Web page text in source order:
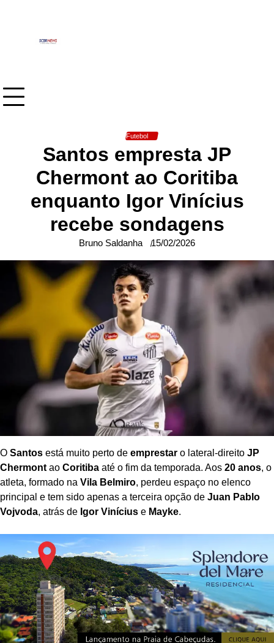
Futebol
Santos empresta JP
Chermont ao Coritiba
enquanto Igor Vinícius
recebe sondagens
Bruno Saldanha 15/02/2026
O Santos está muito perto de emprestar o lateral-direito JP
Chermont ao Coritiba até o fim da temporada. Aos 20 anos, o
atleta, formado na Vila Belmiro, perdeu espaço no elenco
principal e tem sido apenas a terceira opção de Juan Pablo
Vojvoda, atrás de Igor Vinícius e Mayke.